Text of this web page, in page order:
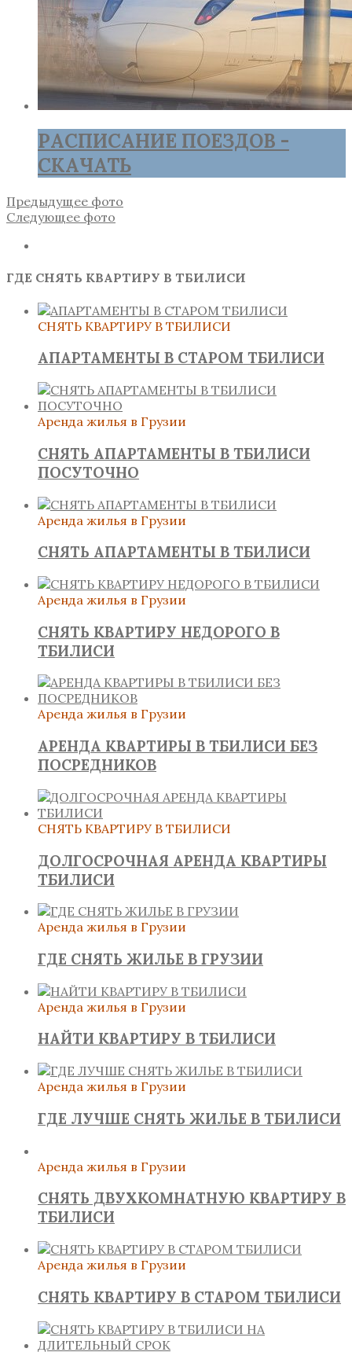
РАСПИСАНИЕ ПОЕЗДОВ -
СКАЧАТЬ
Предыдущее фото
Следующее фото
ГДЕ СНЯТЬ КВАРТИРУ В ТБИЛИСИ
СНЯТЬ КВАРТИРУ В ТБИЛИСИ
АПАРТАМЕНТЫ В СТАРОМ ТБИЛИСИ
Аренда жилья в Грузии
СНЯТЬ АПАРТАМЕНТЫ В ТБИЛИСИ
ПОСУТОЧНО
Аренда жилья в Грузии
СНЯТЬ АПАРТАМЕНТЫ В ТБИЛИСИ
Аренда жилья в Грузии
СНЯТЬ КВАРТИРУ НЕДОРОГО В
ТБИЛИСИ
Аренда жилья в Грузии
АРЕНДА КВАРТИРЫ В ТБИЛИСИ БЕЗ
ПОСРЕДНИКОВ
СНЯТЬ КВАРТИРУ В ТБИЛИСИ
ДОЛГОСРОЧНАЯ АРЕНДА КВАРТИРЫ
ТБИЛИСИ
Аренда жилья в Грузии
ГДЕ СНЯТЬ ЖИЛЬЕ В ГРУЗИИ
Аренда жилья в Грузии
НАЙТИ КВАРТИРУ В ТБИЛИСИ
Аренда жилья в Грузии
ГДЕ ЛУЧШЕ СНЯТЬ ЖИЛЬЕ В ТБИЛИСИ
Аренда жилья в Грузии
СНЯТЬ ДВУХКОМНАТНУЮ КВАРТИРУ В
ТБИЛИСИ
Аренда жилья в Грузии
СНЯТЬ КВАРТИРУ В СТАРОМ ТБИЛИСИ